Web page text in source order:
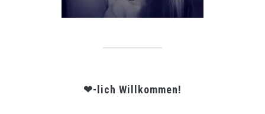
❤-lich Willkommen!